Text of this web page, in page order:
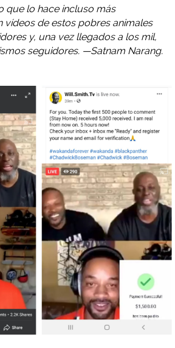
que lo hace incluso más
vídeos de estos pobres animales
y, una vez llegados a los mil,
seguidores. —Satnam Narang.